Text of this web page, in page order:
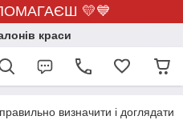
💛💙
краси
визначити і доглядати